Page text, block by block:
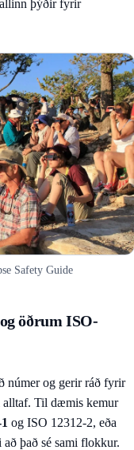
þýðir fyrir
Safety Guide
öðrum ISO-
númer og gerir ráð fyrir
alltaf. Til dæmis kemur
og ISO 12312-2, eða
að það sé sami flokkur.